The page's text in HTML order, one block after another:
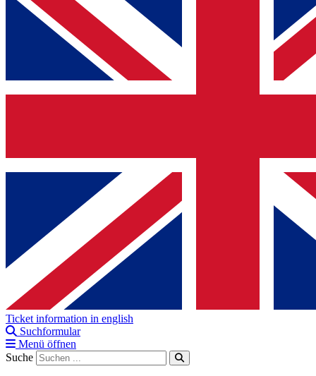
Ticket information in english
Suchformular
Menü öffnen
Suche